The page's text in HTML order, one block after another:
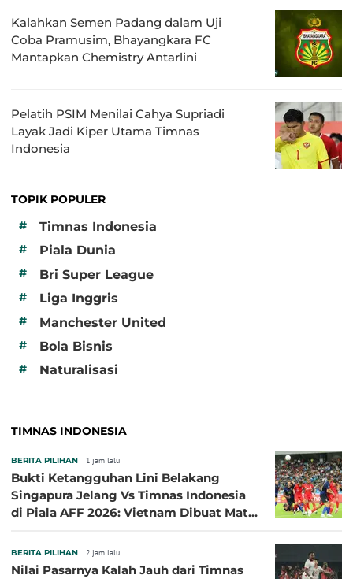
Kalahkan Semen Padang dalam Uji
Coba Pramusim, Bhayangkara FC
Mantapkan Chemistry Antarlini
Pelatih PSIM Menilai Cahya Supriadi
Layak Jadi Kiper Utama Timnas
Indonesia
TOPIK POPULER
#
Timnas Indonesia
# Piala Dunia
# Bri Super League
# Liga Inggris
# Manchester United
# Bola Bisnis
# Naturalisasi
TIMNAS INDONESIA
BERITA PILIHAN 1 jam lalu
Bukti Ketangguhan Lini Belakang
Singapura Jelang Vs Timnas Indonesia
di Piala AFF 2026: Vietnam Dibuat Mati
BERITA PILIHAN 2 jam lalu
Nilai Pasarnya Kalah Jauh dari Timnas